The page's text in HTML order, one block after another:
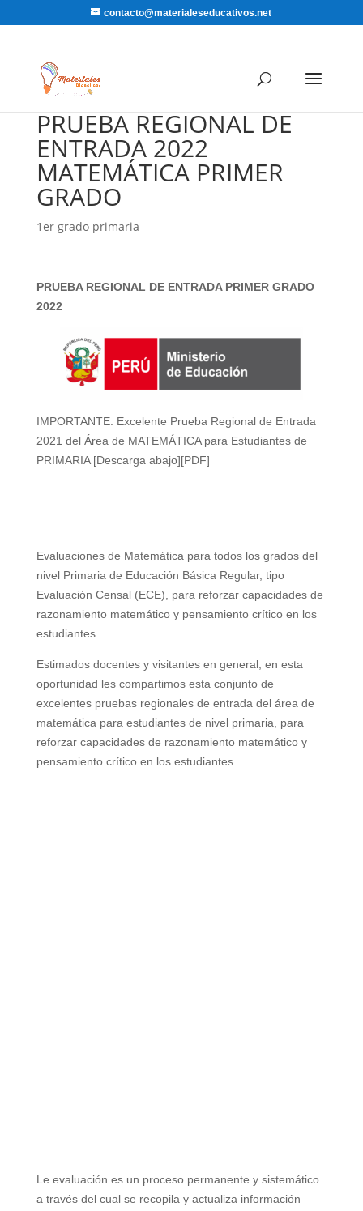
contacto@materialeseducativos.net
PRUEBA REGIONAL DE
ENTRADA 2022
MATEMÁTICA PRIMER
GRADO
1er grado primaria
PRUEBA REGIONAL DE ENTRADA PRIMER GRADO
2022
IMPORTANTE: Excelente Prueba Regional de Entrada
2021 del Área de MATEMÁTICA para Estudiantes de
PRIMARIA [Descarga abajo][PDF]
Evaluaciones de Matemática para todos los grados del
nivel Primaria de Educación Básica Regular, tipo
Evaluación Censal (ECE), para reforzar capacidades de
razonamiento matemático y pensamiento crítico en los
estudiantes.
Estimados docentes y visitantes en general, en esta
oportunidad les compartimos esta conjunto de
excelentes pruebas regionales de entrada del área de
matemática para estudiantes de nivel primaria, para
reforzar capacidades de razonamiento matemático y
pensamiento crítico en los estudiantes.
Le evaluación es un proceso permanente y sistemático
a través del cual se recopila y actualiza información